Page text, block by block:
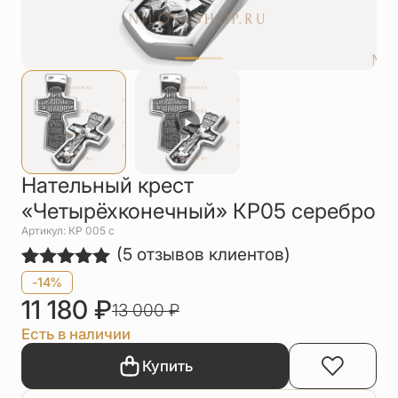
Цепи
Чётки
Другое
Нательный крест
«Четырёхконечный» КР05 серебро
Артикул: КР 005 c
Рейтинг
5.00из 5
на основе
опроса
5
пользователей
(5 отзывов клиентов)
-14%
11 180 ₽13 000₽
Есть в наличии
Купить